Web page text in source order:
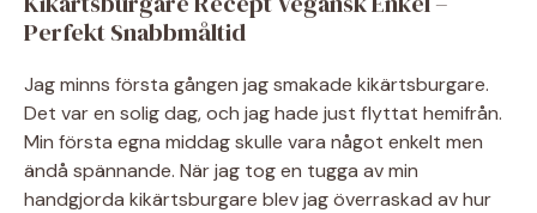
Perfekt Snabbmåltid
Jag minns första gången jag smakade kikärtsburgare.
Det var en solig dag, och jag hade just flyttat hemifrån.
Min första egna middag skulle vara något enkelt men
ändå spännande. När jag tog en tugga av min
handgjorda kikärtsburgare blev jag överraskad av hur